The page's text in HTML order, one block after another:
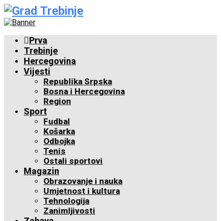
Prva
Trebinje
Hercegovina
Vijesti
Republika Srpska
Bosna i Hercegovina
Region
Sport
Fudbal
Košarka
Odbojka
Tenis
Ostali sportovi
Magazin
Obrazovanje i nauka
Umjetnost i kultura
Tehnologija
Zanimljivosti